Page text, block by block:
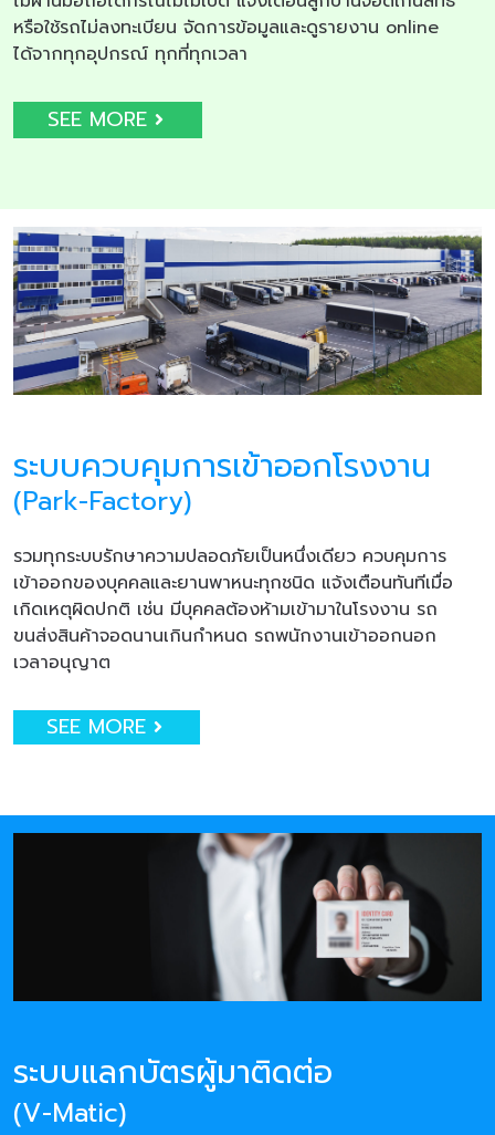
หรือใช้รถไม่ลงทะเบียน จัดการข้อมูลและดูรายงาน online
ได้จากทุกอุปกรณ์ ทุกที่ทุกเวลา
SEE MORE
ระบบควบคุมการเข้าออกโรงงาน
(Park-Factory)
รวมทุกระบบรักษาความปลอดภัยเป็นหนึ่งเดียว ควบคุมการ
เข้าออกของบุคคลและยานพาหนะทุกชนิด แจ้งเตือนทันทีเมื่อ
เกิดเหตุผิดปกติ เช่น มีบุคคลต้องห้ามเข้ามาในโรงงาน รถ
ขนส่งสินค้าจอดนานเกินกำหนด รถพนักงานเข้าออกนอก
เวลาอนุญาต
SEE MORE
ระบบแลกบัตรผู้มาติดต่อ
(V-Matic)